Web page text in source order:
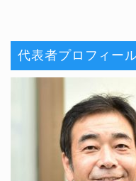
代表者プロフィー